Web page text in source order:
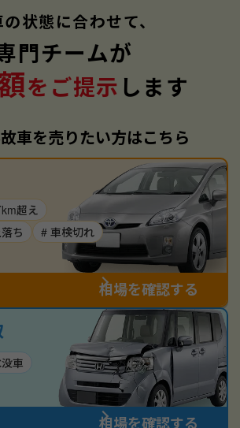
状態に合わせて、
門チームが
をご提示 します
車を売りたい方はこちら
超え
ち
# 車検切れ
相場を確認する
車
相場を確認する